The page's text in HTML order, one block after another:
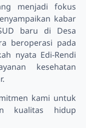
menjadi fokus
kabar
baru di Desa
beroperasi pada
nyata Edi-Rendi
kesehatan
kami untuk
kualitas hidup